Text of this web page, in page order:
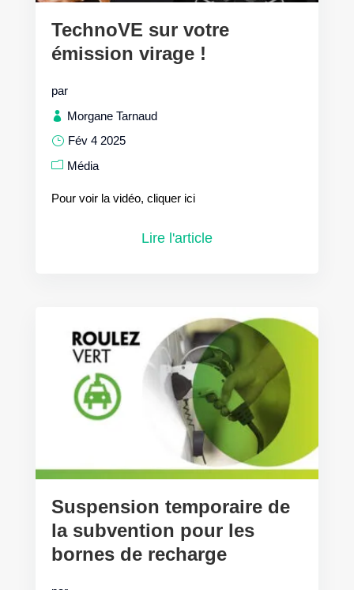
TechnoVE sur votre
émission virage !
par
Morgane Tarnaud
Fév 4 2025
Média
Pour voir la vidéo, cliquer ici
Lire l'article
Suspension temporaire de
la subvention pour les
bornes de recharge